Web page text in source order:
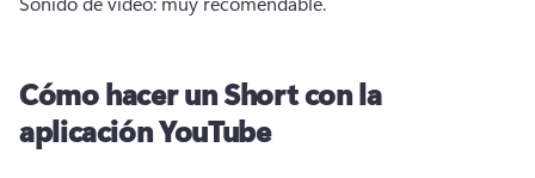
Cómo hacer un Short con la
aplicación YouTube